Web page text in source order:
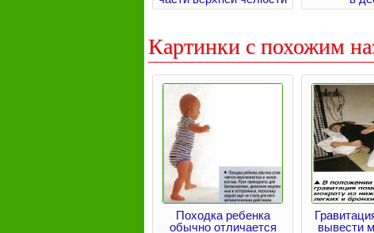
Картинки с похожим
Походка ребенка
обычно отличается
вывести